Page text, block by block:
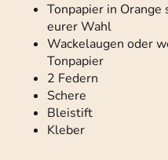
Tonpapier in
eurer Wahl
Wackelaugen oder
Tonpapier
2 Federn
Schere
Bleistift
Kleber